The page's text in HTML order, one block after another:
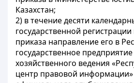
Казахстан;
2) в течение десяти
государственной
приказа направление его в
государственное
хозяйственного ведения
центр правовой информации»